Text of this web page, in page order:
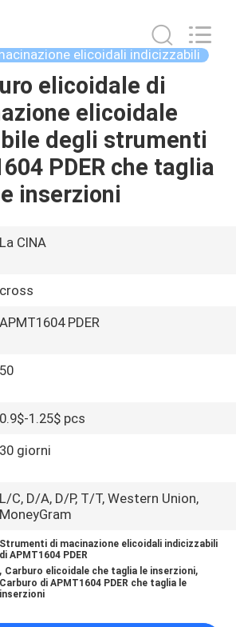
elicoidali indicizzabili
elicoidale di
elicoidale
degli strumenti
PDER che taglia
inserzioni
La CINA
cross
APMT1604 PDER
50
0.9$-1.25$ pcs
30 giorni
L/C, D/A, D/P, T/T, Western Union,
MoneyGram
Strumenti di macinazione elicoidali indicizzabili
di APMT1604 PDER
, Carburo elicoidale che taglia le inserzioni,
Carburo di APMT1604 PDER che taglia le
inserzioni